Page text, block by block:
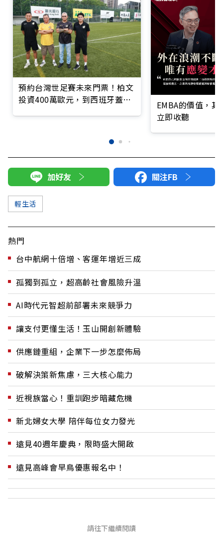
預約台灣世足賽未來門票！柏文
投資400萬歐元，到西班牙蓋足
EMBA的價值，
立即收聽
加好友 關注FB
輕生活
熱門
台中航網十倍增、客運年增近三成
孤獨到孤立，超高齡社會風險升溫
AI時代元智超前部署未來競爭力
讓支付更懂生活！玉山開創新體驗
供應鏈重組，企業下一步怎麼佈局
破解決策新焦慮，三大核心能力
近視族當心！重訓跑步暗藏危機
新北婦女大學 陪伴每位女力發光
遠見40週年慶典，限時盛大開啟
遠見高峰會早鳥優惠報名中！
請往下繼續閱讀